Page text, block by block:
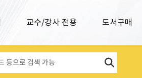
교수/강사 전용 도서구매